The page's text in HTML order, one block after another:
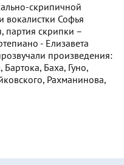
скрипичной
вокалистки Софья
партия скрипки –
- Елизавета
произведения:
Баха, Гуно,
Рахманинова,